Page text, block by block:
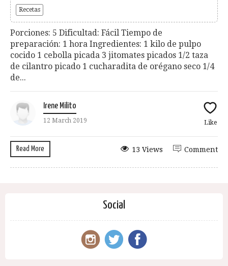
Recetas
Porciones: 5 Dificultad: Fácil Tiempo de
preparación: 1 hora Ingredientes: 1 kilo de pulpo
cocido 1 cebolla picada 3 jitomates picados 1/2 taza
de cilantro picado 1 cucharadita de orégano seco 1/4
de...
Irene Milito
12 March 2019 Like
Read More Comment
13 Views
Social